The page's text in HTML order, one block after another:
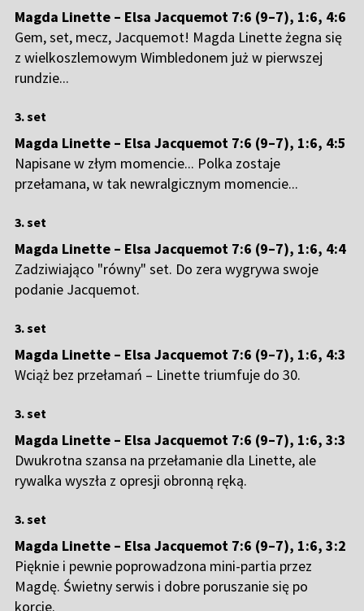
Magda Linette – Elsa Jacquemot 7:6 (9–7), 1:6, 4:6
Gem, set, mecz, Jacquemot! Magda Linette żegna się
z wielkoszlemowym Wimbledonem już w pierwszej
rundzie...
3. set
Magda Linette – Elsa Jacquemot 7:6 (9–7), 1:6, 4:5
Napisane w złym momencie... Polka zostaje
przełamana, w tak newralgicznym momencie...
3. set
Magda Linette – Elsa Jacquemot 7:6 (9–7), 1:6, 4:4
Zadziwiająco "równy" set. Do zera wygrywa swoje
podanie Jacquemot.
3. set
Magda Linette – Elsa Jacquemot 7:6 (9–7), 1:6, 4:3
Wciąż bez przełamań – Linette triumfuje do 30.
3. set
Magda Linette – Elsa Jacquemot 7:6 (9–7), 1:6, 3:3
Dwukrotna szansa na przełamanie dla Linette, ale
rywalka wyszła z opresji obronną ręką.
3. set
Magda Linette – Elsa Jacquemot 7:6 (9–7), 1:6, 3:2
Pięknie i pewnie poprowadzona mini-partia przez
Magdę. Świetny serwis i dobre poruszanie się po
korcie.